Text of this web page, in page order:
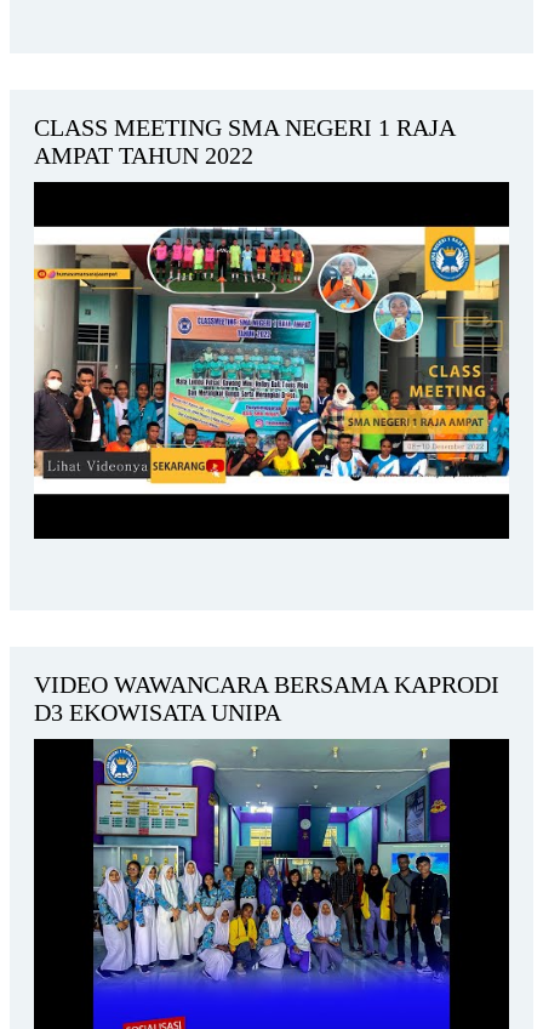
CLASS MEETING SMA NEGERI 1 RAJA
AMPAT TAHUN 2022
VIDEO WAWANCARA BERSAMA KAPRODI
D3 EKOWISATA UNIPA